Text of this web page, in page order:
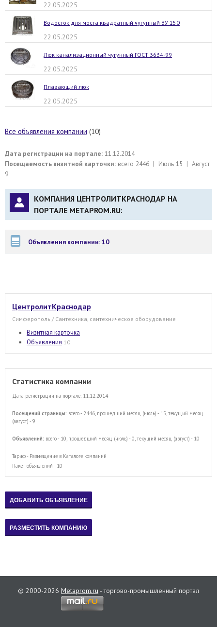
22.05.2025
Водосток для моста квадратный чугунный ВУ 150
22.05.2025
Люк канализационный чугунный ГОСТ 3634-99
22.05.2025
Плавающий люк
22.05.2025
Все объявления компании (10)
Дата регистрации на портале: 11.12.2014
Посещаемость визитной карточки: всего 2446 | Июль 15 | Август
9
КОМПАНИЯ ЦЕНТРОЛИТКРАСНОДАР НА
ПОРТАЛЕ METAPROM.RU:
Объявления компании: 10
ЦентролитКраснодар
Симферополь / Сантехника, сантехническое оборудование
Визитная карточка
Объявления 10
Статистика компании
Дата регистрации на портале: 11.12.2014
Посещений страницы: всего - 2446, прошедший месяц (июль) - 15, текущий месяц
(август) - 9
Объявлений: всего - 10, прошедший месяц (июль) - 0, текущий месяц (август) - 10
Тариф - Размещение в Каталоге компаний
Пакет объявлений - 10
© 2000-2026 Metaprom.ru - торгово-промышленный портал